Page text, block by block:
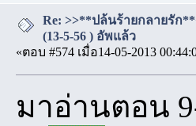
Re: >>**ปล้นร้ายกลายรัก
(13-5-56 ) อัพแล้ว
«ตอบ #574 เมื่อ14-05-2013
มาอ่านตอน